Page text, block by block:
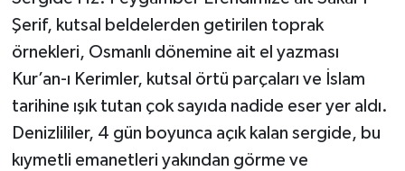
Şerif, kutsal beldelerden getirilen toprak
örnekleri, Osmanlı dönemine ait el yazması
Kur’an-ı Kerimler, kutsal örtü parçaları ve İslam
tarihine ışık tutan çok sayıda nadide eser yer aldı.
Denizlililer, 4 gün boyunca açık kalan sergide, bu
kıymetli emanetleri yakından görme ve